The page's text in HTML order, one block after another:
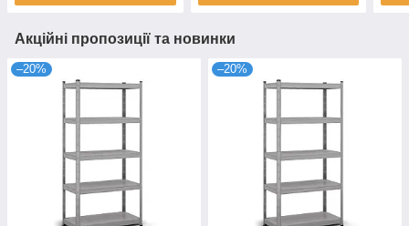
Акційні пропозиції та новинки
–20% –20%